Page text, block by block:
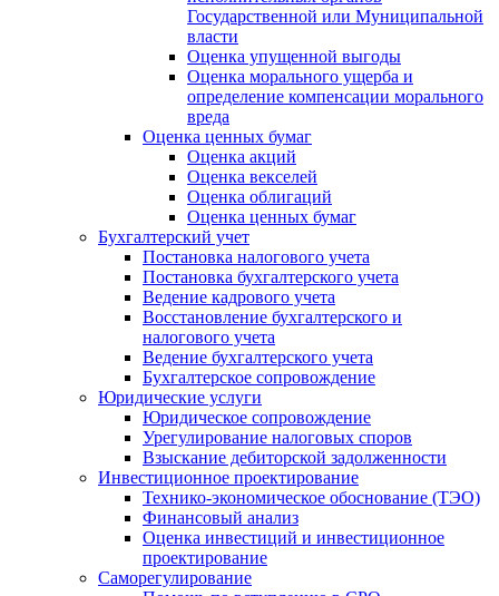
Государственной или Муниципальной
власти
Оценка упущенной выгоды
Оценка морального ущерба и
определение компенсации морального
вреда
Оценка ценных бумаг
Оценка акций
Оценка векселей
Оценка облигаций
Оценка ценных бумаг
Бухгалтерский учет
Постановка налогового учета
Постановка бухгалтерского учета
Ведение кадрового учета
Восстановление бухгалтерского и
налогового учета
Ведение бухгалтерского учета
Бухгалтерское сопровождение
Юридические услуги
Юридическое сопровождение
Урегулирование налоговых споров
Взыскание дебиторской задолженности
Инвестиционное проектирование
Технико-экономическое обоснование (ТЭО)
Финансовый анализ
Оценка инвестиций и инвестиционное
проектирование
Саморегулирование